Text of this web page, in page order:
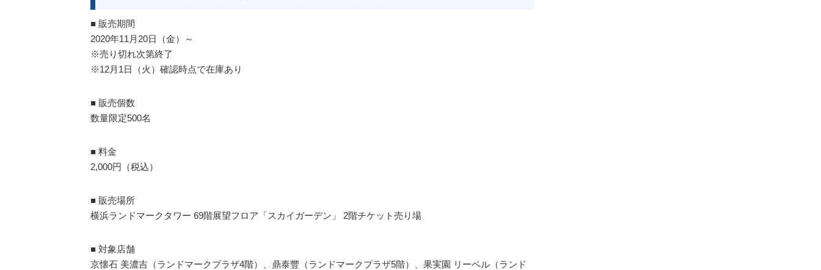
■ 販売期間
2020年11月20日（金）～
※売り切れ次第終了
※12月1日（火）確認時点で在庫あり
■ 販売個数
数量限定500名
■ 料金
2,000円（税込）
■ 販売場所
横浜ランドマークタワー 69階展望フロア「スカイガーデン」 2階チケット売り場
■ 対象店舗
京懐石 美濃吉（ランドマークプラザ4階）、鼎泰豐（ランドマークプラザ5階）、果実園 リーベル（ランド